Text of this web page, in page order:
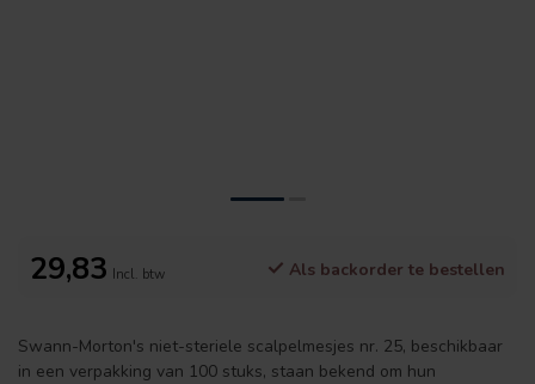
29,83 Incl. btw Als backorder te bestellen
Swann-Morton's niet-steriele scalpelmesjes nr. 25, beschikbaar
in een verpakking van 100 stuks, staan bekend om hun